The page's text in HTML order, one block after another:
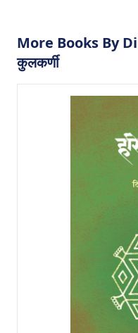
More Books By
कुलकर्णी